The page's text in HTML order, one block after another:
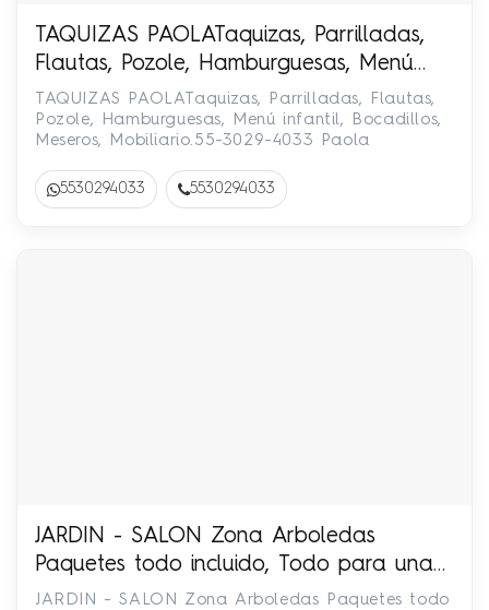
TAQUIZAS PAOLATaquizas, Parrilladas,
Flautas, Pozole, Hamburguesas, Menú
infantil, Bocadillos, Meseros, Mobiliario.55-
3029-4033 Paola
TAQUIZAS PAOLATaquizas, Parrilladas, Flautas,
Pozole, Hamburguesas, Menú infantil, Bocadillos,
Meseros, Mobiliario.55-3029-4033 Paola
5530294033 5530294033
JARDIN - SALON Zona Arboledas
Paquetes todo incluido, Todo para una
gran celebración. Llámanos 55-3233-
JARDIN - SALON Zona Arboledas Paquetes todo